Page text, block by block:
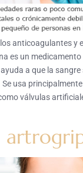
anticoagulantes y
es un
a que la
usa
válvulas